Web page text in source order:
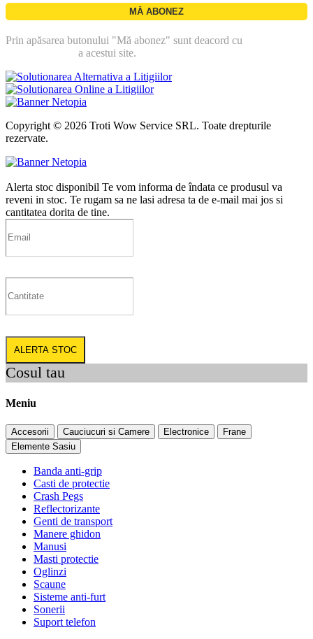
Prin apăsarea butonului "Mă abonez" sunt deacord cu
a acestui site.
Copyright © 2026 Troti Wow Service SRL. Toate drepturile
rezervate.
Alerta stoc disponibil Te vom informa de îndata ce produsul va
reveni in stoc. Te rugam sa ne lasi adresa ta de e-mail mai jos si
cantitatea dorita de tine.
ALERTA STOC
Cosul tau
Meniu
Accesorii Cauciucuri si Camere Electronice
Frane
Elemente Sasiu
Banda anti-grip
Casti de protectie
Crash Pegs
Reflectorizante
Genti de transport
Manere ghidon
Manusi
Masti protectie
Oglinzi
Scaune
Sisteme anti-furt
Sonerii
Suport telefon